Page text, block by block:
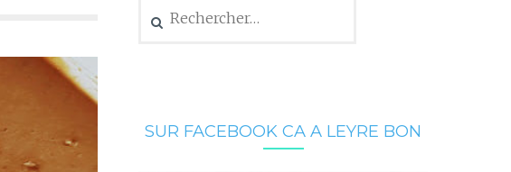
SUR FACEBOOK CA A LEYRE BON